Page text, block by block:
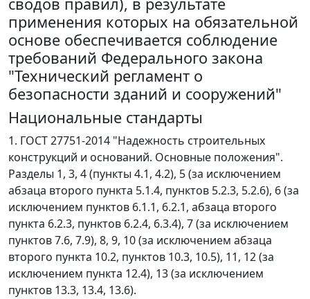
сводов правил), в результате
применения которых на обязательной
основе обеспечивается соблюдение
требований Федерального закона
"Технический регламент о
безопасности зданий и сооружений"
Национальные стандарты
1. ГОСТ 27751-2014 "Надежность строительных
конструкций и оснований. Основные положения".
Разделы 1, 3, 4 (пункты 4.1, 4.2), 5 (за исключением
абзаца второго пункта 5.1.4, пунктов 5.2.3, 5.2.6), 6 (за
исключением пунктов 6.1.1, 6.2.1, абзаца второго
пункта 6.2.3, пунктов 6.2.4, 6.3.4), 7 (за исключением
пунктов 7.6, 7.9), 8, 9, 10 (за исключением абзаца
второго пункта 10.2, пунктов 10.3, 10.5), 11, 12 (за
исключением пункта 12.4), 13 (за исключением
пунктов 13.3, 13.4, 13.6).